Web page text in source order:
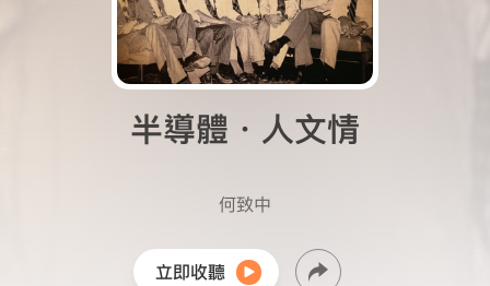
半導體．人文情
何致中
立即收聽